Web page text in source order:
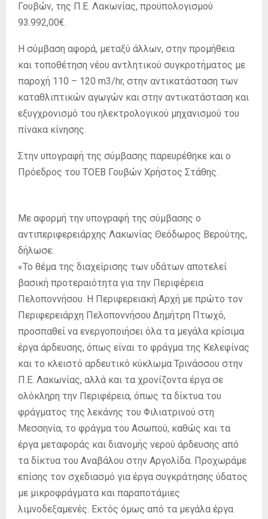
Γουβών, της Π.Ε. Λακωνίας, προϋπολογισμού
93.992,00€.
Η σύμβαση αφορά, μεταξύ άλλων, στην προμήθεια
και τοποθέτηση νέου αντλητικού συγκροτήματος με
παροχή 110 – 120 m3/hr, στην αντικατάσταση των
καταθλιπτικών αγωγών και στην αντικατάσταση και
εξυγχρονισμό του ηλεκτρολογικού μηχανισμού του
πίνακα κίνησης.
Στην υπογραφή της σύμβασης παρευρέθηκε και ο
Πρόεδρος του ΤΟΕΒ Γουβών Χρήστος Στάθης.
Με αφορμή την υπογραφή της σύμβασης ο
αντιπεριφερειάρχης Λακωνίας Θεόδωρος Βερούτης,
δήλωσε:
«Το θέμα της διαχείρισης των υδάτων αποτελεί
βασική προτεραιότητα για την Περιφέρεια
Πελοποννήσου. Η Περιφερειακή Αρχή με πρώτο τον
Περιφερειάρχη Πελοποννήσου Δημήτρη Πτωχό,
προσπαθεί να ενεργοποιήσει όλα τα μεγάλα κρίσιμα
έργα άρδευσης, όπως είναι το φράγμα της Κελεφίνας
και το κλειστό αρδευτικό κύκλωμα Τρινάσσου στην
Π.Ε. Λακωνίας, αλλά και τα χρονίζοντα έργα σε
ολόκληρη την Περιφέρεια, όπως τα δίκτυα του
φράγματος της λεκάνης του Φιλιατρινού στη
Μεσσηνία, το φράγμα του Ασωπού, καθώς και τα
έργα μεταφοράς και διανομής νερού άρδευσης από
τα δίκτυα του Αναβάλου στην Αργολίδα. Προχωράμε
επίσης τον σχεδιασμό για έργα συγκράτησης ύδατος
με μικροφράγματα και παραποτάμιες
λιμνοδεξαμενές. Εκτός όμως από τα μεγάλα έργα